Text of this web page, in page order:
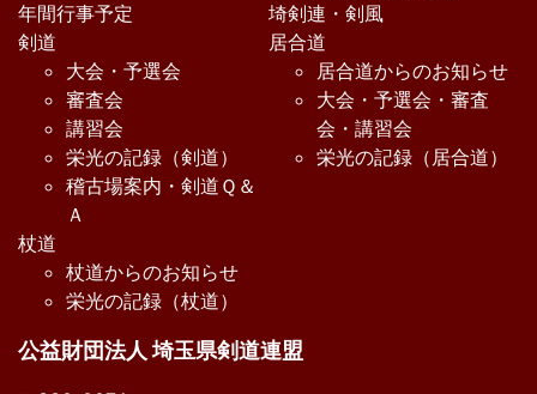
年間行事予定
埼剣連・剣風
剣道
大会・予選会
審査会
講習会
栄光の記録（剣道）
稽古場案内・剣道Ｑ＆
Ａ
居合道
居合道からのお知らせ
大会・予選会・審査
会・講習会
栄光の記録（居合道）
杖道
杖道からのお知らせ
栄光の記録（杖道）
公益財団法人 埼玉県剣道連盟